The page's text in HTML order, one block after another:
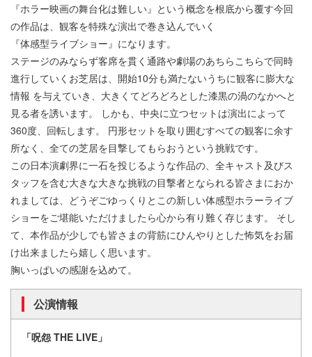
『ホラー映画の舞台化は難しい』という概念を根底から覆す今回
の作品は、観客を特殊な演出で巻き込んでいく
『体感型ライブショー』になります。
ステージのみならず客席を貫く通路や劇場のあちらこちらで同時
進行していくお芝居は、開始10分も満たないうちに観客に膨大な
情報 を与えていき、大きくてどろどろとした漆黒の渦のなかへと
見る者を誘います。 しかも、中央に立つセットは演出によって
360度、回転します。 円形セットを取り囲むすべての観客に余す
所なく、全ての芝居を目撃してもらおうという挑戦です。
この日本演劇界に一石を投じるような作品の、全キャスト及びス
タッフを含む大きな大きな挑戦の目撃者となられる皆さまにおか
れましては、どうぞごゆっくりとこの新しい体感型ホラーライブ
ショーをご堪能いただけましたら心から有り難く存じます。 そし
て、本作品が少しでも皆さまの背筋にひんやりとした怖気をお届
け出来ましたら嬉しく思います。
胸いっぱいの感謝を込めて。
公演情報
「呪怨 THE LIVE」